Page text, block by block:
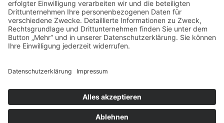
leute.
privatsphäreeinstellungen.